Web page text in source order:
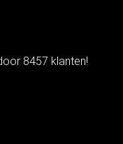
8457 klanten!